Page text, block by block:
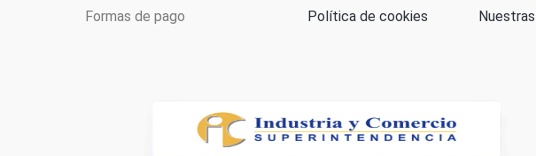
Formas de pago Política de cookies